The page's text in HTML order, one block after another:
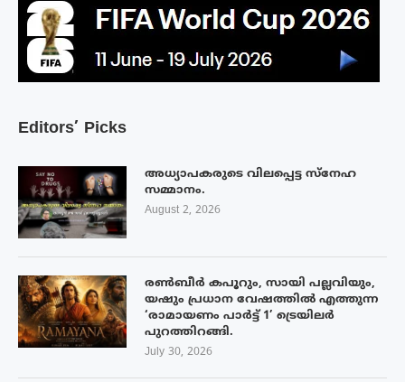
Editors’ Picks
അധ്യാപകരുടെ വിലപ്പെട്ട സ്നേഹ
സമ്മാനം.
August 2, 2026
രൺബീർ കപൂറും, സായി പല്ലവിയും,
യഷും പ്രധാന വേഷത്തിൽ എത്തുന്ന
‘രാമായണം പാർട്ട് 1’ ട്രെയിലർ
പുറത്തിറങ്ങി.
July 30, 2026